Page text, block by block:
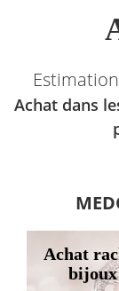
Achat dans
Achat
bijoux